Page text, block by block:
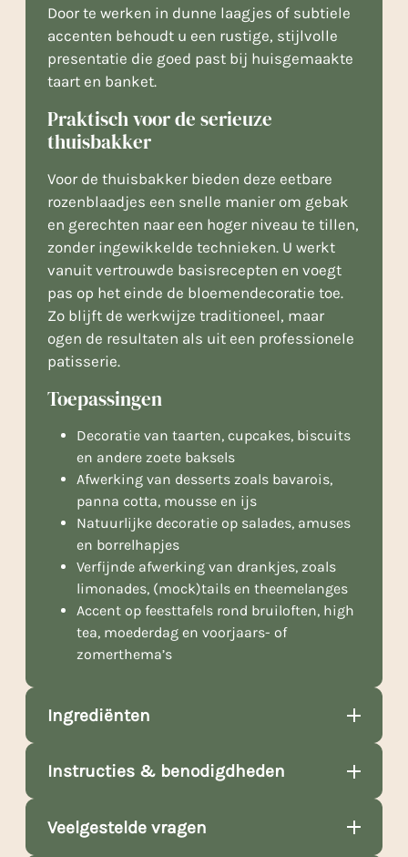
Door te werken in dunne laagjes of subtiele
accenten behoudt u een rustige, stijlvolle
presentatie die goed past bij huisgemaakte
taart en banket.
Praktisch voor de serieuze
thuisbakker
Voor de thuisbakker bieden deze eetbare
rozenblaadjes een snelle manier om gebak
en gerechten naar een hoger niveau te tillen,
zonder ingewikkelde technieken. U werkt
vanuit vertrouwde basisrecepten en voegt
pas op het einde de bloemendecoratie toe.
Zo blijft de werkwijze traditioneel, maar
ogen de resultaten als uit een professionele
patisserie.
Toepassingen
Decoratie van taarten, cupcakes, biscuits
en andere zoete baksels
Afwerking van desserts zoals bavarois,
panna cotta, mousse en ijs
Natuurlijke decoratie op salades, amuses
en borrelhapjes
Verfijnde afwerking van drankjes, zoals
limonades, (mock)tails en theemelanges
Accent op feesttafels rond bruiloften, high
tea, moederdag en voorjaars- of
zomerthema’s
Ingrediënten
Instructies & benodigdheden
Veelgestelde vragen